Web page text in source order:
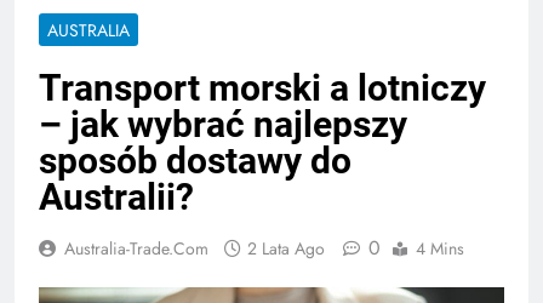
AUSTRALIA
Transport morski a lotniczy
– jak wybrać najlepszy
sposób dostawy do
Australii?
Australia-Trade.com 2 Lata Ago 0 4 Mins